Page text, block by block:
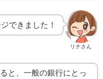
リナさん
できました！
と、一般の銀行にとっ